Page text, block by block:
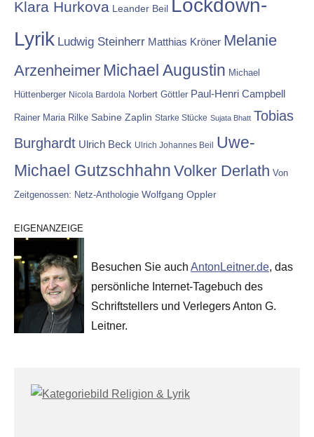
Klara Hurkova Leander Beil Lockdown-
Lyrik Ludwig Steinherr Matthias Kröner Melanie
Arzenheimer Michael Augustin Michael
Hüttenberger Nicola Bardola Norbert Göttler Paul-Henri Campbell
Rainer Maria Rilke Sabine Zaplin Starke Stücke Sujata Bhatt Tobias
Burghardt Ulrich Beck Ulrich Johannes Beil Uwe-
Michael Gutzschhahn Volker Derlath Von
Zeitgenossen: Netz-Anthologie Wolfgang Oppler
EIGENANZEIGE
Besuchen Sie auch AntonLeitner.de, das
persönliche Internet-Tagebuch des
Schriftstellers und Verlegers Anton G.
Leitner.